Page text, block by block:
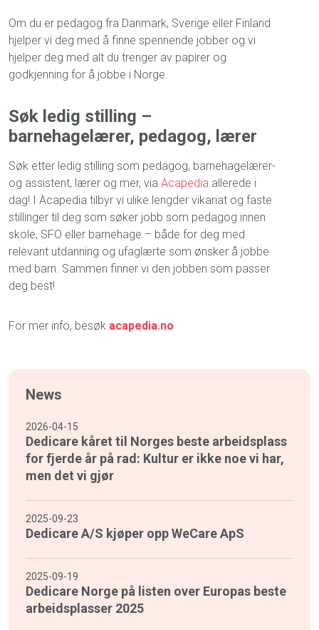
Om du er pedagog fra Danmark, Sverige eller Finland
hjelper vi deg med å finne spennende jobber og vi
hjelper deg med alt du trenger av papirer og
godkjenning for å jobbe i Norge.
Søk ledig stilling –
barnehagelærer, pedagog, lærer
Søk etter ledig stilling som pedagog, barnehagelærer-
og assistent, lærer og mer, via Acapedia allerede i
dag! I Acapedia tilbyr vi ulike lengder vikariat og faste
stillinger til deg som søker jobb som pedagog innen
skole, SFO eller barnehage – både for deg med
relevant utdanning og ufaglærte som ønsker å jobbe
med barn. Sammen finner vi den jobben som passer
deg best!
For mer info, besøk acapedia.no
News
2026-04-15
Dedicare kåret til Norges beste arbeidsplass
for fjerde år på rad: Kultur er ikke noe vi har,
men det vi gjør
2025-09-23
Dedicare A/S kjøper opp WeCare ApS
2025-09-19
Dedicare Norge på listen over Europas beste
arbeidsplasser 2025